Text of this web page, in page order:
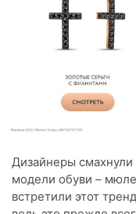
Дизайнеры
модели обуви –
встретили этот